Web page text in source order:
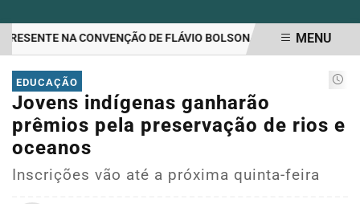
NA CONVENÇÃO DE FLÁVIO BOLSONARO EUA APONTAM
EM ALTA
MENU
EDUCAÇÃO
Jovens indígenas ganharão
prêmios pela preservação de rios e
oceanos
Inscrições vão até a próxima quinta-feira